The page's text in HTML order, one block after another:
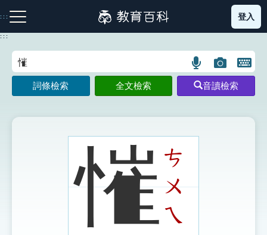
到
主
:::
注音索引圖示 筆畫索引圖示 部首索引表圖示
登入
:::
語
言
搜
示
圖
片
搜
開
鍵
圖
詞條檢索 全文檢索 音讀檢索
慛ㄘ
ㄨ
ㄟ